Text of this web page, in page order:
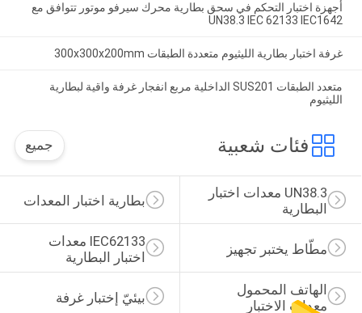
أجهزة اختبار التحكم في سحق بطارية محرك سيرفو موتور تتوافق مع
UN38.3 IEC 62133 IEC1642
غرفة اختبار بطارية الليثيوم متعددة الطبقات 300x300x200mm
متعدد الطبقات SUS201 الداخلية مربع انفجار غرفة واقية لبطارية
الليثيوم
فئات شعبية جميع
بطارية اختبار المعدات
UN38.3 معدات اختبار
البطارية
IEC62133 معدات
اختبار البطارية
مطّاط يختبر تجهيز
بيئيّ إختبار غرفة
الهاتف المحمول
معدات الاختبار